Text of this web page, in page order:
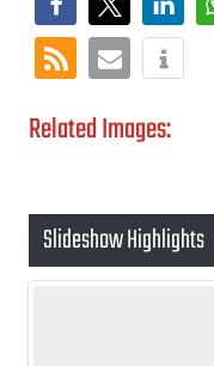
Related Images:
Slideshow Highlights